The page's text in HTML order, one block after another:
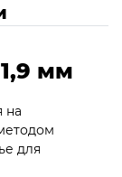
мм
на
для